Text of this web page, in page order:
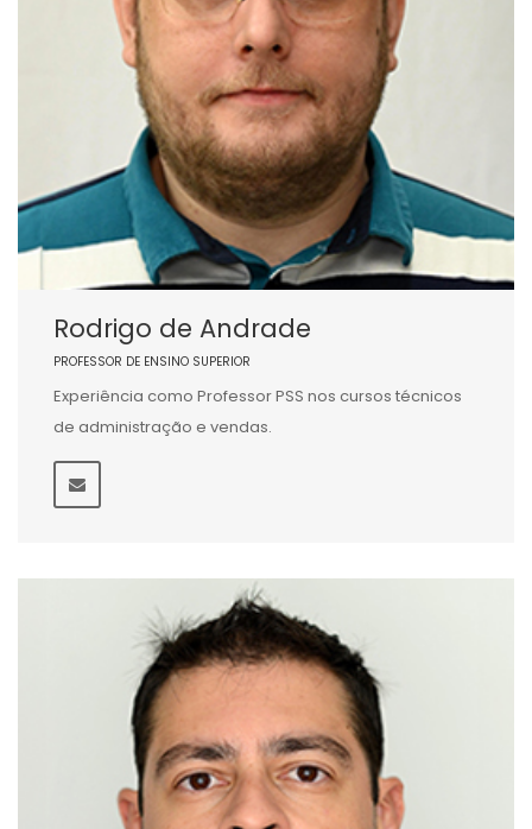
Rodrigo de Andrade
PROFESSOR DE ENSINO SUPERIOR
Experiência como Professor PSS nos cursos técnicos
de administração e vendas.